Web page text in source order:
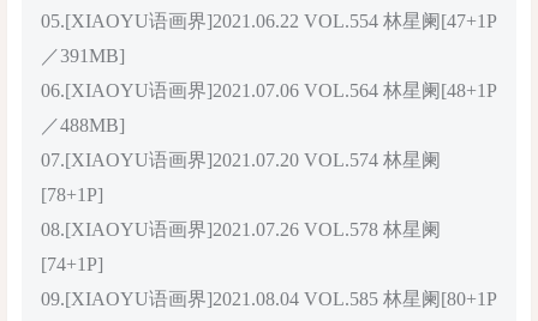
05.[XIAOYU语画界]2021.06.22 VOL.554 林星阑[47+1P
／391MB]
06.[XIAOYU语画界]2021.07.06 VOL.564 林星阑[48+1P
／488MB]
07.[XIAOYU语画界]2021.07.20 VOL.574 林星阑
[78+1P]
08.[XIAOYU语画界]2021.07.26 VOL.578 林星阑
[74+1P]
09.[XIAOYU语画界]2021.08.04 VOL.585 林星阑[80+1P